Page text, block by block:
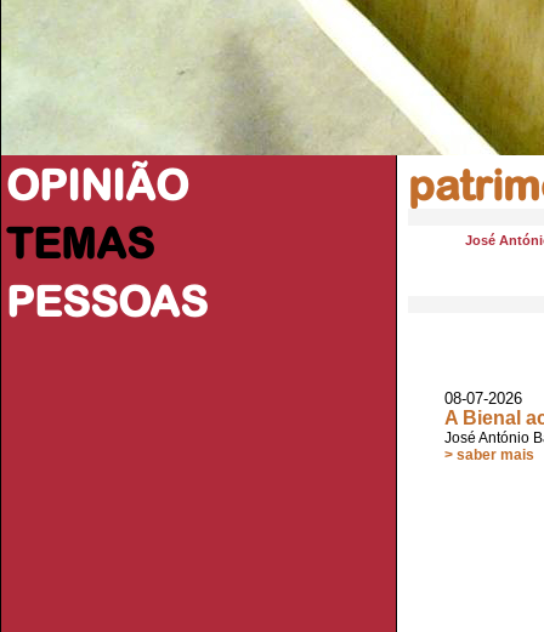
OPINIÃO
TEMAS
PESSOAS
José
08-07-
A Bienal
José António
> saber mais